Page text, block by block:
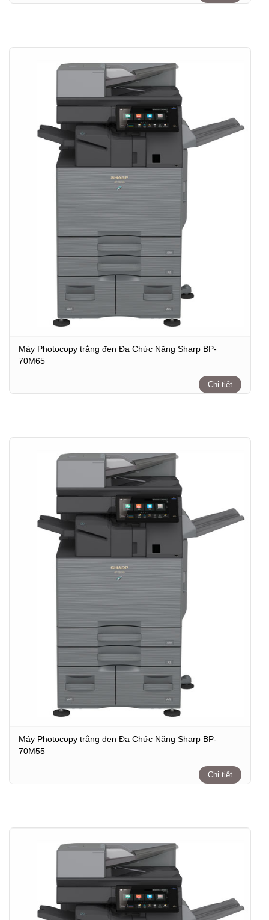
Máy Photocopy trắng đen Đa Chức Năng Sharp BP-
70M65
Chi tiết
Máy Photocopy trắng đen Đa Chức Năng Sharp BP-
70M55
Chi tiết